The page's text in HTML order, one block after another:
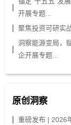
开展专题...
聚焦投资可研实
洞察能源变局，
企开展专题...
原创洞察
重磅发布 | 2026